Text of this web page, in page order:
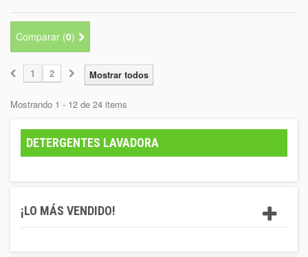
Comparar (0)
Mostrar todos
1 2
Mostrando 1 - 12 de 24 items
DETERGENTES LAVADORA
¡LO MÁS VENDIDO!